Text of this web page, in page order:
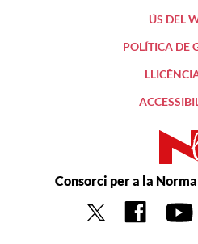
ÚS DEL
POLÍTICA DE
Consorci per a la